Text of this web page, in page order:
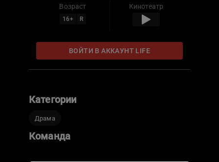
Возраст
16+ R
Кинотеатр
ВОЙТИ В АККАУНТ LIFE
Категории
Драма
Команда